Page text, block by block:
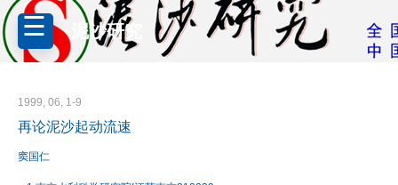
泥沙研究
1999, 06, 1-9
再论泥沙起动流速
窦国仁